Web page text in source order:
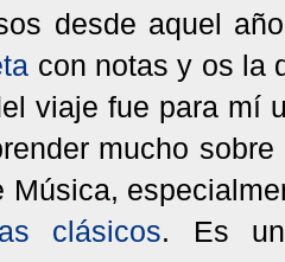
desde aquel
con notas y os la
viaje fue para mí
mucho
Música,
clásicos. Es